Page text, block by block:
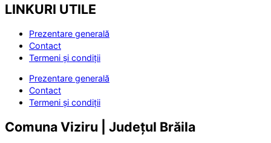
LINKURI UTILE
Prezentare generală
Contact
Termeni și condiții
Prezentare generală
Contact
Termeni și condiții
Comuna Viziru | Județul Brăila